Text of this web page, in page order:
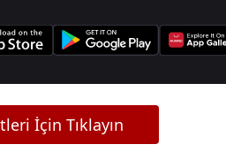
İçin Tıklayın